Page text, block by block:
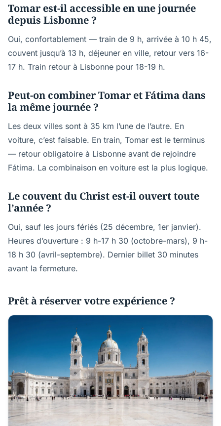
Tomar est-il accessible en une journée
depuis Lisbonne ?
Oui, confortablement — train de 9 h, arrivée à 10 h 45,
couvent jusqu’à 13 h, déjeuner en ville, retour vers 16-
17 h. Train retour à Lisbonne pour 18-19 h.
Peut-on combiner Tomar et Fátima dans
la même journée ?
Les deux villes sont à 35 km l’une de l’autre. En
voiture, c’est faisable. En train, Tomar est le terminus
— retour obligatoire à Lisbonne avant de rejoindre
Fátima. La combinaison en voiture est la plus logique.
Le couvent du Christ est-il ouvert toute
l’année ?
Oui, sauf les jours fériés (25 décembre, 1er janvier).
Heures d’ouverture : 9 h-17 h 30 (octobre-mars), 9 h-
18 h 30 (avril-septembre). Dernier billet 30 minutes
avant la fermeture.
Prêt à réserver votre expérience ?